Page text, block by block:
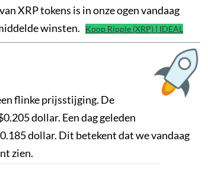
XRP tokens is in onze ogen vandaag
winsten.
Koop Ripple (XRP) | IDEAL
flinke prijsstijging. De
dollar. Een dag geleden
dollar. Dit betekent dat we vandaag
zien.